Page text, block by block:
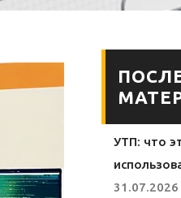
УТП: что
31.07.2026